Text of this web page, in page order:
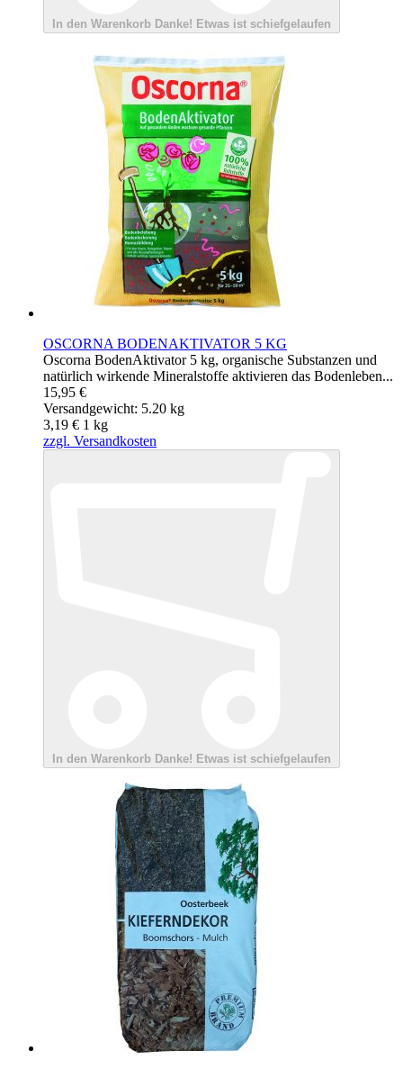
In den Warenkorb Danke! Etwas ist schiefgelaufen
OSCORNA BODENAKTIVATOR 5 KG
Oscorna BodenAktivator 5 kg, organische Substanzen und
natürlich wirkende Mineralstoffe aktivieren das Bodenleben...
15,95 €
Versandgewicht: 5.20 kg
3,19 € 1 kg
zzgl. Versandkosten
In den Warenkorb Danke! Etwas ist schiefgelaufen